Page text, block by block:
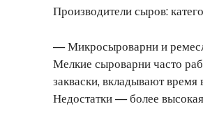
Производители сыров:
— Микросыроварни и
Мелкие сыроварни часто
закваски, вкладывают
Недостатки — более